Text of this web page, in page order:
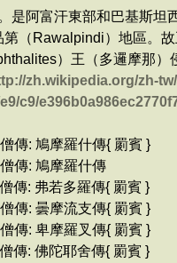
是阿富汗東部和巴基斯
（Rawalpindi）地區。
）王（多邏摩那
zh.wikipedia.org/zh-
c9/
傳: 鳩摩羅什傳{ 罽賓 }
傳: 鳩摩羅什傳
傳: 弗若多羅傳{ 罽賓 }
傳: 曇摩流支傳{ 罽賓 }
傳: 卑摩羅叉傳{ 罽賓 }
傳: 佛陀耶舍傳{ 罽賓 }